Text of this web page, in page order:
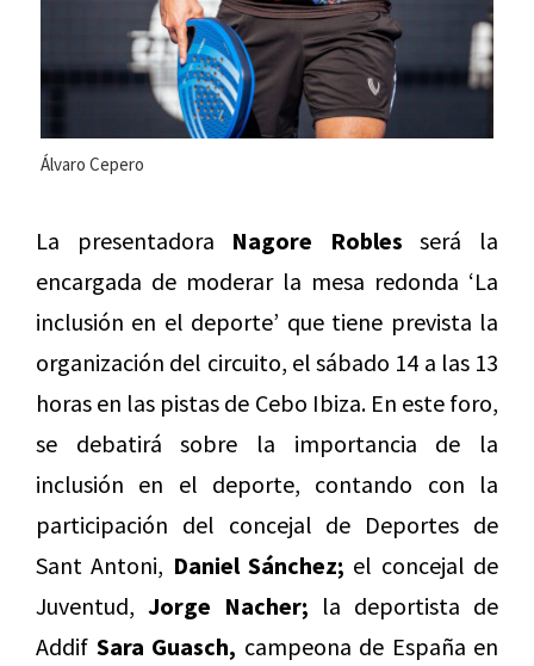
Álvaro Cepero
La presentadora Nagore Robles será la
encargada de moderar la mesa redonda ‘La
inclusión en el deporte’ que tiene prevista la
organización del circuito, el sábado 14 a las 13
horas en las pistas de Cebo Ibiza. En este foro,
se debatirá sobre la importancia de la
inclusión en el deporte, contando con la
participación del concejal de Deportes de
Sant Antoni, Daniel Sánchez; el concejal de
Juventud, Jorge Nacher; la deportista de
Addif Sara Guasch, campeona de España en